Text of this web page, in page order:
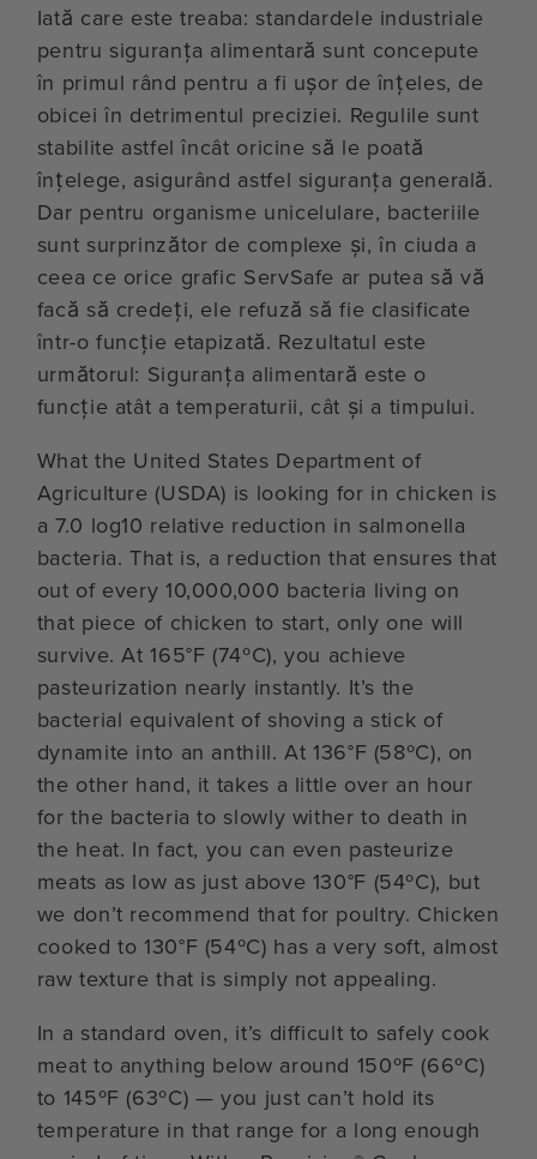
Iată care este treaba: standardele industriale
pentru siguranța alimentară sunt concepute
în primul rând pentru a fi ușor de înțeles, de
obicei în detrimentul preciziei. Regulile sunt
stabilite astfel încât oricine să le poată
înțelege, asigurând astfel siguranța generală.
Dar pentru organisme unicelulare, bacteriile
sunt surprinzător de complexe și, în ciuda a
ceea ce orice grafic ServSafe ar putea să vă
facă să credeți, ele refuză să fie clasificate
într-o funcție etapizată. Rezultatul este
următorul: Siguranța alimentară este o
funcție atât a temperaturii, cât și a timpului.
What the United States Department of
Agriculture (USDA) is looking for in chicken is
a 7.0 log10 relative reduction in salmonella
bacteria. That is, a reduction that ensures that
out of every 10,000,000 bacteria living on
that piece of chicken to start, only one will
survive. At 165°F (74ºC), you achieve
pasteurization nearly instantly. It’s the
bacterial equivalent of shoving a stick of
dynamite into an anthill. At 136°F (58ºC), on
the other hand, it takes a little over an hour
for the bacteria to slowly wither to death in
the heat. In fact, you can even pasteurize
meats as low as just above 130°F (54ºC), but
we don’t recommend that for poultry. Chicken
cooked to 130°F (54ºC) has a very soft, almost
raw texture that is simply not appealing.
In a standard oven, it’s difficult to safely cook
meat to anything below around 150ºF (66ºC)
to 145ºF (63ºC) — you just can’t hold its
temperature in that range for a long enough